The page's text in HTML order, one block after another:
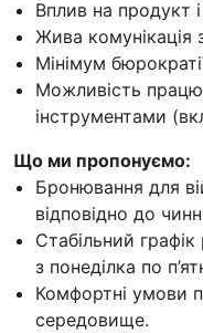
Вплив на продукт
Жива комунікація
Мінімум
Можливість
інструментами
Що ми пропонуємо:
Бронювання для
відповідно до
Стабільний
з понеділка по
Комфортні умови
середовище.